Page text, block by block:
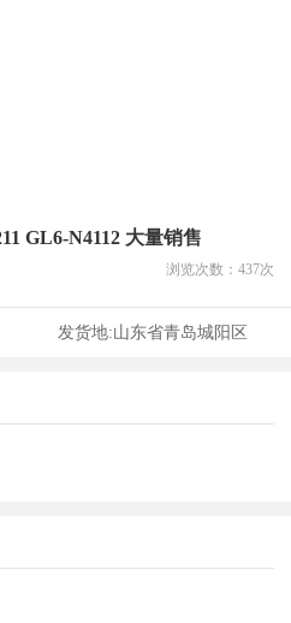
GL6-N4112 大量销售
浏览次数： 437次
发货地:山东省青岛城阳区